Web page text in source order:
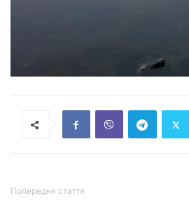
Попередня стаття